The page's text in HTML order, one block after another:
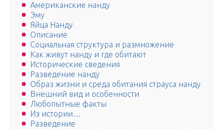
Американские нанду
Эму
Яйца Нанду
Описание
Социальная структура и размножение
Как живут нанду и где обитают
Исторические сведения
Разведение нанду
Образ жизни и среда обитания страуса нанду
Внешний вид и особенности
Любопытные факты
Из истории…
Разведение